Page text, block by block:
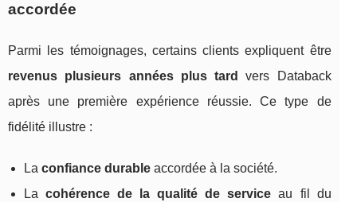
accordée
Parmi les témoignages, certains clients expliquent être
revenus plusieurs années plus tard
vers Databack
après une première expérience réussie. Ce type de
fidélité illustre :
La confiance durable accordée à la société.
Lacohérence de la qualité de service au fil du